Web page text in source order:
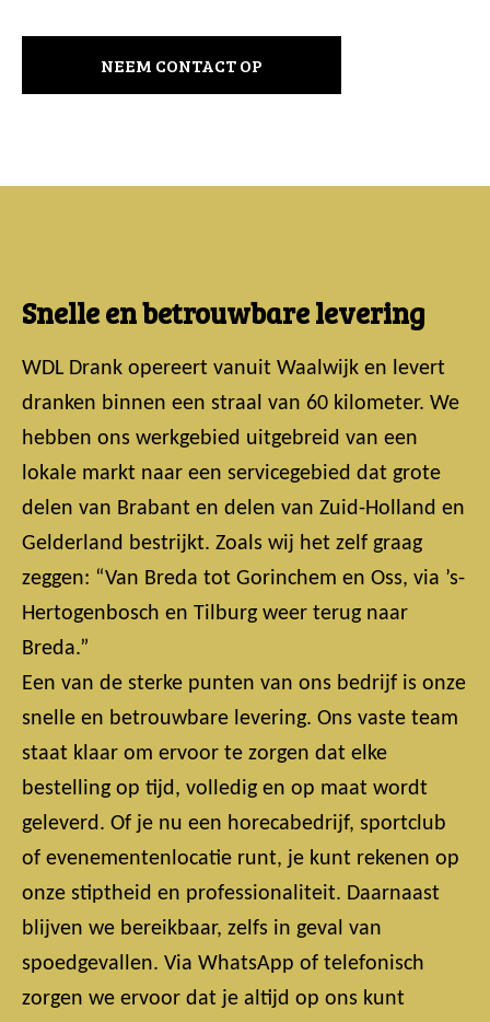
NEEM CONTACT OP
Snelle en betrouwbare levering
WDL Drank opereert vanuit Waalwijk en levert
dranken binnen een straal van 60 kilometer. We
hebben ons werkgebied uitgebreid van een
lokale markt naar een servicegebied dat grote
delen van Brabant en delen van Zuid-Holland en
Gelderland bestrijkt. Zoals wij het zelf graag
zeggen: “Van Breda tot Gorinchem en Oss, via ’s-
Hertogenbosch en Tilburg weer terug naar
Breda.”
Een van de sterke punten van ons bedrijf is onze
snelle en betrouwbare levering. Ons vaste team
staat klaar om ervoor te zorgen dat elke
bestelling op tijd, volledig en op maat wordt
geleverd. Of je nu een horecabedrijf, sportclub
of evenementenlocatie runt, je kunt rekenen op
onze stiptheid en professionaliteit. Daarnaast
blijven we bereikbaar, zelfs in geval van
spoedgevallen. Via WhatsApp of telefonisch
zorgen we ervoor dat je altijd op ons kunt